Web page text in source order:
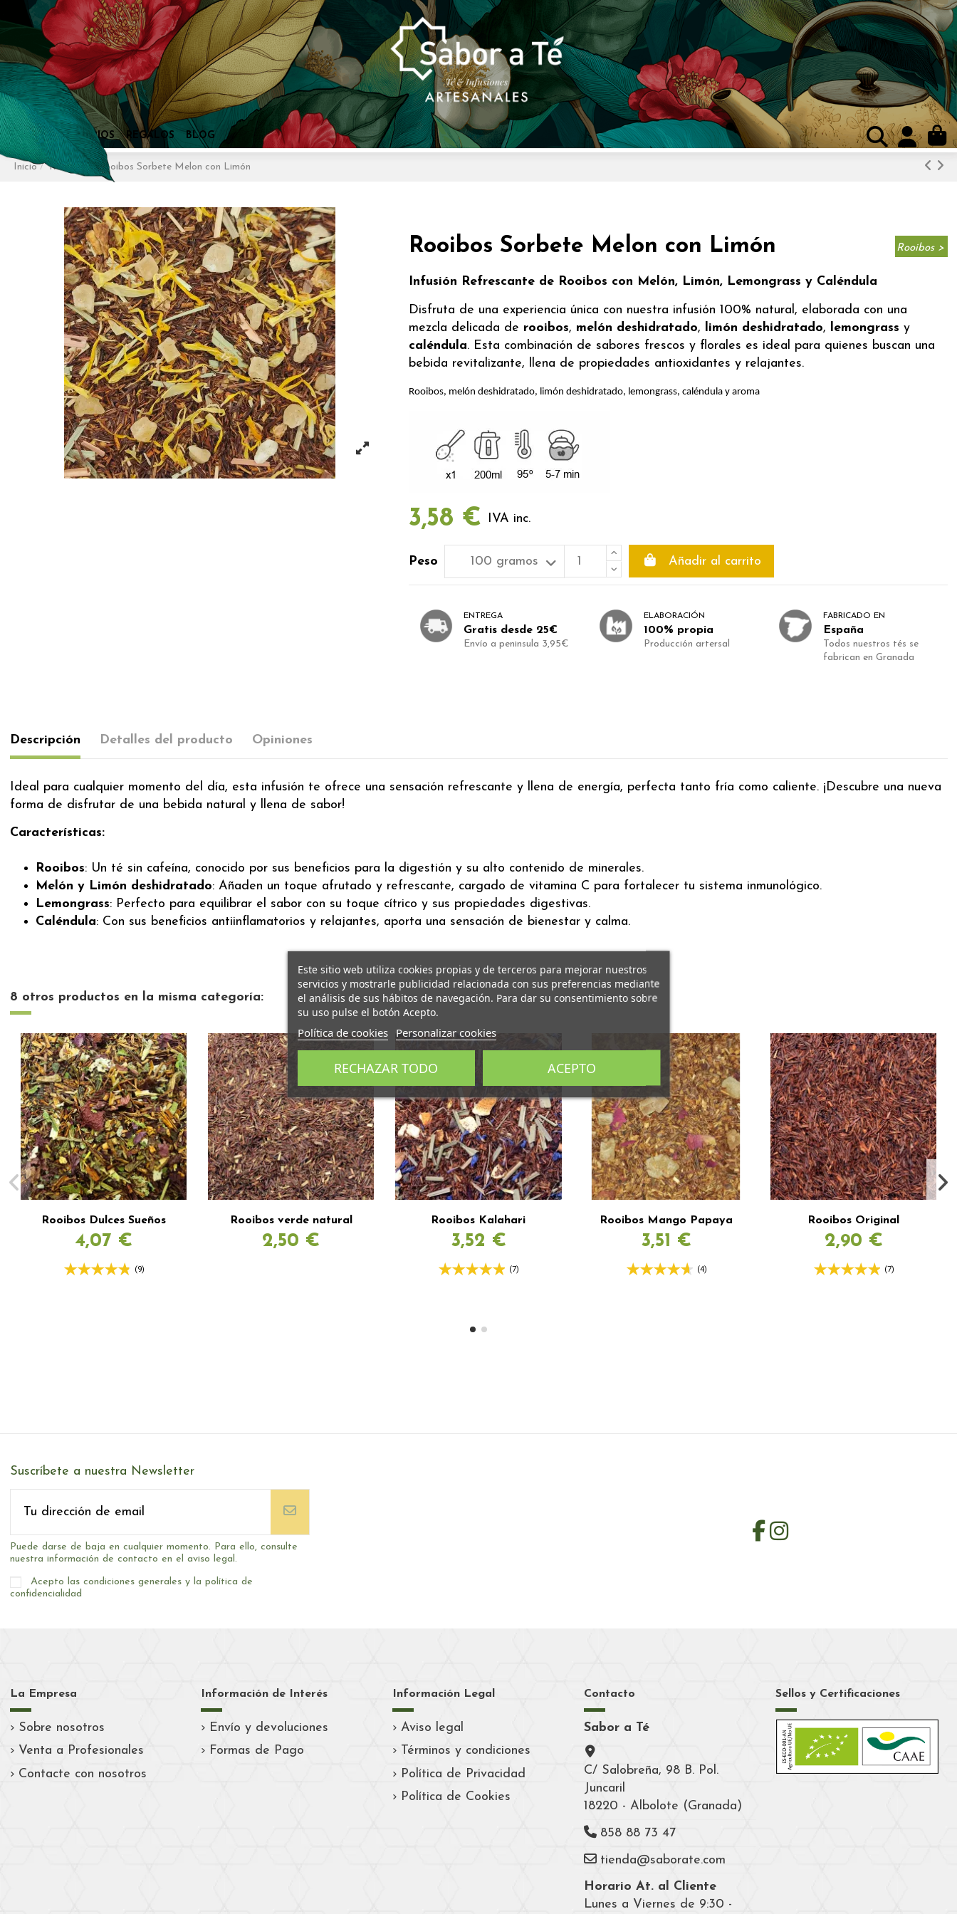
Inicio Rooibos Rooibos Sorbete Melon con Limón
Rooibos Sorbete Melon con Limón Rooibos >
Infusión Refrescante de Rooibos con Melón, Limón, Lemongrass y Caléndula
Disfruta de una experiencia única con nuestra infusión 100% natural, elaborada con una
mezcla delicada de rooibos, melón deshidratado, limón deshidratado, lemongrass y
caléndula. Esta combinación de sabores frescos y florales es ideal para quienes buscan una
bebida revitalizante, llena de propiedades antioxidantes y relajantes.
Rooibos, melón deshidratado, limón deshidratado, lemongrass, caléndula y aroma
3,58 € IVA inc.
Peso Añadir al carrito
ENTREGA
Gratis desde 25€
Envío a peninsula 3,95€
ELABORACIÓN
100% propia
Producción artersal
FABRICADO EN
España
Todos nuestros tés se
fabrican en Granada
Descripción Detalles del producto Opiniones
Ideal para cualquier momento del día, esta infusión te ofrece una sensación refrescante y llena de energía, perfecta tanto fría como caliente. ¡Descubre una nueva
forma de disfrutar de una bebida natural y llena de sabor!
Características:
Rooibos: Un té sin cafeína, conocido por sus beneficios para la digestión y su alto contenido de minerales.
Melón y Limón deshidratado: Añaden un toque afrutado y refrescante, cargado de vitamina C para fortalecer tu sistema inmunológico.
Lemongrass: Perfecto para equilibrar el sabor con su toque cítrico y sus propiedades digestivas.
Caléndula: Con sus beneficios antiinflamatorios y relajantes, aporta una sensación de bienestar y calma.
8 otros productos en la misma categoría:
Rooibos Dulces Sueños
4,07 €
(9)
Rooibos verde natural
2,50 €
Rooibos Kalahari
3,52 €
(7)
Rooibos Mango Papaya
3,51 €
(4)
Rooibos Original
2,90 €
(7)
Suscríbete a nuestra Newsletter
Puede darse de baja en cualquier momento. Para ello, consulte
nuestra información de contacto en el aviso legal.
Acepto las condiciones generales y la política de
confidencialidad
La Empresa
Sobre nosotros
Venta a Profesionales
Contacte con nosotros
Información de Interés
Envío y devoluciones
Formas de Pago
Información Legal
Aviso legal
Términos y condiciones
Política de Privacidad
Política de Cookies
Contacto
Sabor a Té
C/ Salobreña, 98 B. Pol.
Juncaril
18220 - Albolote (Granada)
858 88 73 47
tienda@saborate.com
Horario At. al Cliente
Lunes a Viernes de 9:30 -
Sellos y Certificaciones
Este sitio web utiliza cookies propias y de terceros para mejorar nuestros
servicios y mostrarle publicidad relacionada con sus preferencias mediante
el análisis de sus hábitos de navegación. Para dar su consentimiento sobre
su uso pulse el botón Acepto.
Política de cookies Personalizar cookies
RECHAZAR TODO ACEPTO